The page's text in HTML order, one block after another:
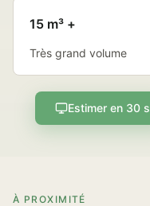
15 m³ +
Très grand volume
Estimer en 30 s
À PROXIMITÉ